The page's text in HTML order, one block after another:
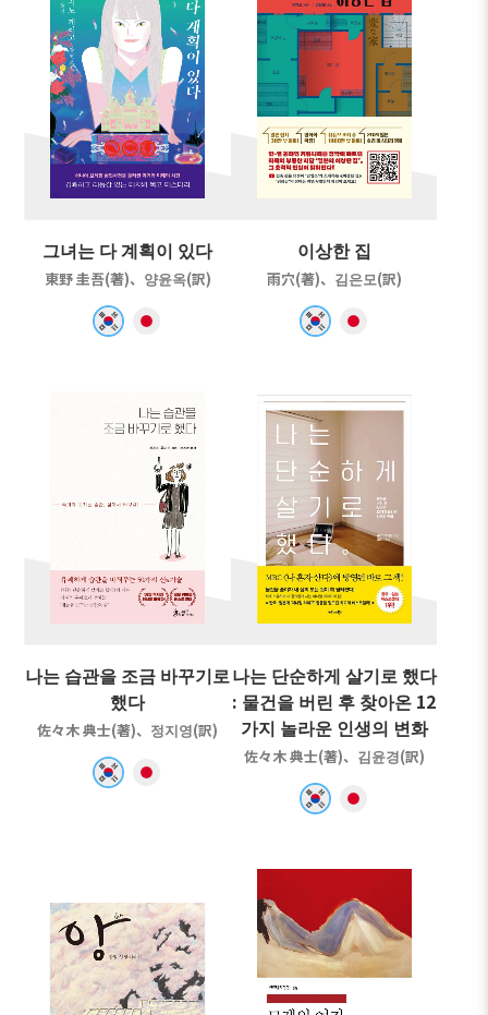
그녀는 다 계획이 있다
東野 圭吾(著)、양윤옥(訳)
이상한 집
雨穴(著)、김은모(訳)
나는 습관을 조금 바꾸기로
했다
佐々木 典士(著)、정지영(訳)
나는 단순하게 살기로 했다
: 물건을 버린 후 찾아온 12
가지 놀라운 인생의 변화
佐々木 典士(著)、김윤경(訳)